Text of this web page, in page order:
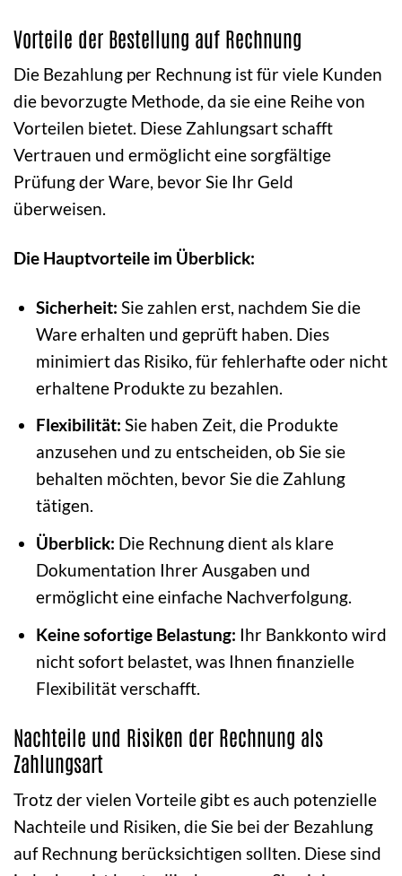
Vorteile der Bestellung auf Rechnung
Die Bezahlung per Rechnung ist für viele Kunden
die bevorzugte Methode, da sie eine Reihe von
Vorteilen bietet. Diese Zahlungsart schafft
Vertrauen und ermöglicht eine sorgfältige
Prüfung der Ware, bevor Sie Ihr Geld
überweisen.
Die Hauptvorteile im Überblick:
Sicherheit: Sie zahlen erst, nachdem Sie die
Ware erhalten und geprüft haben. Dies
minimiert das Risiko, für fehlerhafte oder nicht
erhaltene Produkte zu bezahlen.
Flexibilität: Sie haben Zeit, die Produkte
anzusehen und zu entscheiden, ob Sie sie
behalten möchten, bevor Sie die Zahlung
tätigen.
Überblick: Die Rechnung dient als klare
Dokumentation Ihrer Ausgaben und
ermöglicht eine einfache Nachverfolgung.
Keine sofortige Belastung: Ihr Bankkonto wird
nicht sofort belastet, was Ihnen finanzielle
Flexibilität verschafft.
Nachteile und Risiken der Rechnung als
Zahlungsart
Trotz der vielen Vorteile gibt es auch potenzielle
Nachteile und Risiken, die Sie bei der Bezahlung
auf Rechnung berücksichtigen sollten. Diese sind